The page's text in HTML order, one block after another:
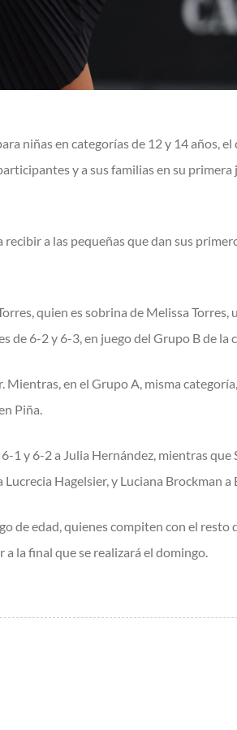
niñas en categorías de 12 y 14 años,
y a sus familias en su
a las pequeñas que dan sus
quien es sobrina de Melissa Torres,
de 6-2 y 6-3, en juego del Grupo B de la
en el Grupo A, misma
Piña.
1 y 6-2 a Julia Hernández, mientras
Hagelsier, y Luciana Brockman a
de edad, quienes compiten con el
a la final que se realizará el domingo.